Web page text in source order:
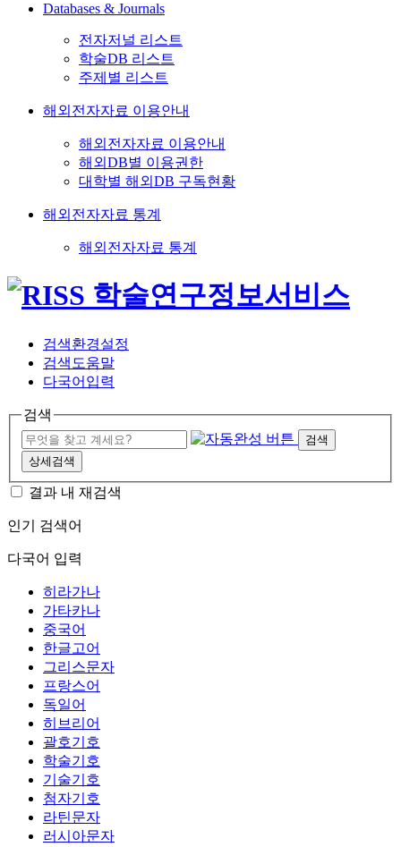
Databases & Journals
전자저널 리스트
학술DB 리스트
주제별 리스트
해외전자자료 이용안내
해외전자자료 이용안내
해외DB별 이용권한
대학별 해외DB 구독현황
해외전자자료 통계
해외전자자료 통계
검색환경설정
검색도움말
다국어입력
검색
검색
상세검색
결과 내 재검색
인기 검색어
다국어 입력
히라가나
가타카나
중국어
한글고어
그리스문자
프랑스어
독일어
히브리어
괄호기호
학술기호
기술기호
첨자기호
라틴문자
러시아문자